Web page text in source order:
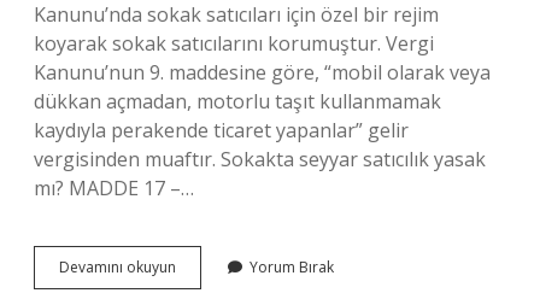
Kanunu’nda sokak satıcıları için özel bir rejim
koyarak sokak satıcılarını korumuştur. Vergi
Kanunu’nun 9. maddesine göre, “mobil olarak veya
dükkan açmadan, motorlu taşıt kullanmamak
kaydıyla perakende ticaret yapanlar” gelir
vergisinden muaftır. Sokakta seyyar satıcılık yasak
mı? MADDE 17 –…
Devamını okuyun
Satıcılık
Yorum Bırak